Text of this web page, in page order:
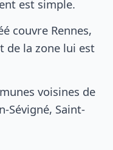
est simple.
couvre Rennes,
de la zone lui est
voisines de
Sévigné, Saint-